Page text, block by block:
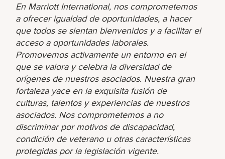
En Marriott International, nos comprometemos
a ofrecer igualdad de oportunidades, a hacer
que todos se sientan bienvenidos y a facilitar el
acceso a oportunidades laborales.
Promovemos activamente un entorno en el
que se valora y celebra la diversidad de
orígenes de nuestros asociados. Nuestra gran
fortaleza yace en la exquisita fusión de
culturas, talentos y experiencias de nuestros
asociados. Nos comprometemos a no
discriminar por motivos de discapacidad,
condición de veterano u otras características
protegidas por la legislación vigente.